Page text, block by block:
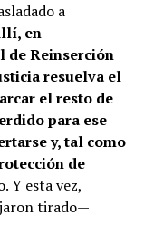
a
en
de Reinserción
resuelva el
el resto de
para ese
y, tal como
de
Y esta vez,
tirado—